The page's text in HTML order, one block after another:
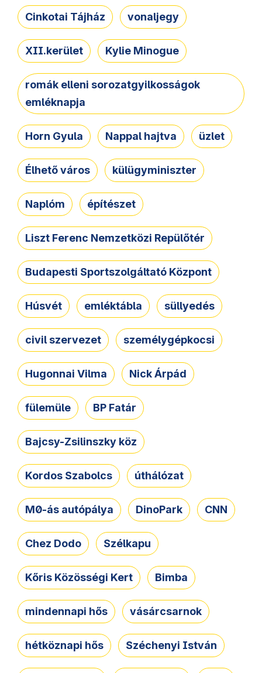
Cinkotai Tájház vonaljegy
XII.kerület Kylie Minogue
romák elleni sorozatgyilkosságok
emléknapja
Horn Gyula Nappal hajtva üzlet
Élhető város külügyminiszter
Naplóm építészet
Liszt Ferenc Nemzetközi Repülőtér
Budapesti Sportszolgáltató Központ
Húsvét emléktábla süllyedés
civil szervezet személygépkocsi
Hugonnai Vilma Nick Árpád
fülemüle BP Fatár
Bajcsy-Zsilinszky köz
Kordos Szabolcs úthálózat
M0-ás autópálya DinoPark CNN
Chez Dodo Szélkapu
Kőris Közösségi Kert Bimba
mindennapi hős vásárcsarnok
hétköznapi hős Széchenyi István